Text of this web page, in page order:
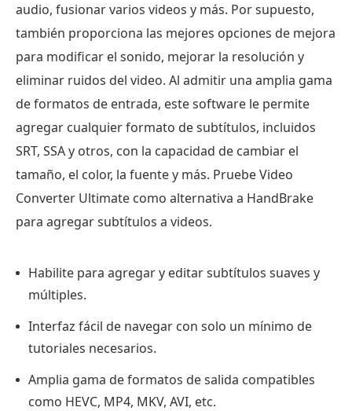
audio, fusionar varios videos y más. Por supuesto,
también proporciona las mejores opciones de mejora
para modificar el sonido, mejorar la resolución y
eliminar ruidos del video. Al admitir una amplia gama
de formatos de entrada, este software le permite
agregar cualquier formato de subtítulos, incluidos
SRT, SSA y otros, con la capacidad de cambiar el
tamaño, el color, la fuente y más. Pruebe Video
Converter Ultimate como alternativa a HandBrake
para agregar subtítulos a videos.
Habilite para agregar y editar subtítulos suaves y
múltiples.
Interfaz fácil de navegar con solo un mínimo de
tutoriales necesarios.
Amplia gama de formatos de salida compatibles
como HEVC, MP4, MKV, AVI, etc.